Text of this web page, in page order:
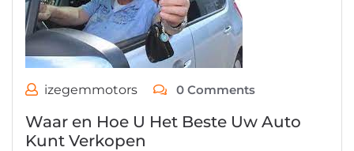
izegemmotors 0 Comments
Waar en Hoe U Het Beste Uw Auto
Kunt Verkopen